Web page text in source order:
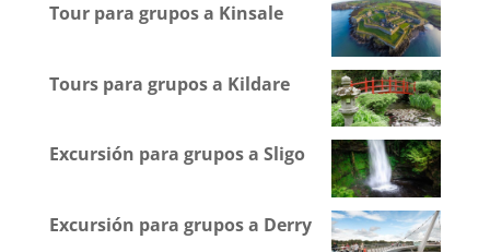
Tour para grupos a Kinsale
Tours para grupos a Kildare
Excursión para grupos a Sligo
Excursión para grupos a Derry